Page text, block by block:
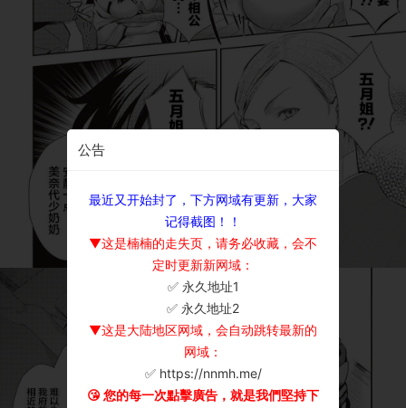
公告
最近又开始封了，下方网域有更新，大家
记得截图！！
▼这是楠楠的走失页，请务必收藏，会不
定时更新新网域：
✅ 永久地址1
✅ 永久地址2
▼这是大陆地区网域，会自动跳转最新的
网域：
✅ https://nnmh.me/
😘 您的每一次點擊廣告，就是我們堅持下